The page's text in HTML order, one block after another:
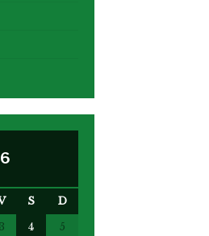
S
D
3 4
5